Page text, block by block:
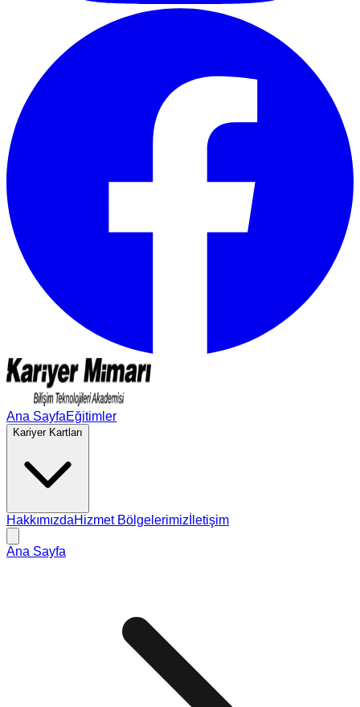
Ana SayfaEğitimler
Kariyer Kartları
HakkımızdaHizmet Bölgelerimiz İletişim
Ana Sayfa